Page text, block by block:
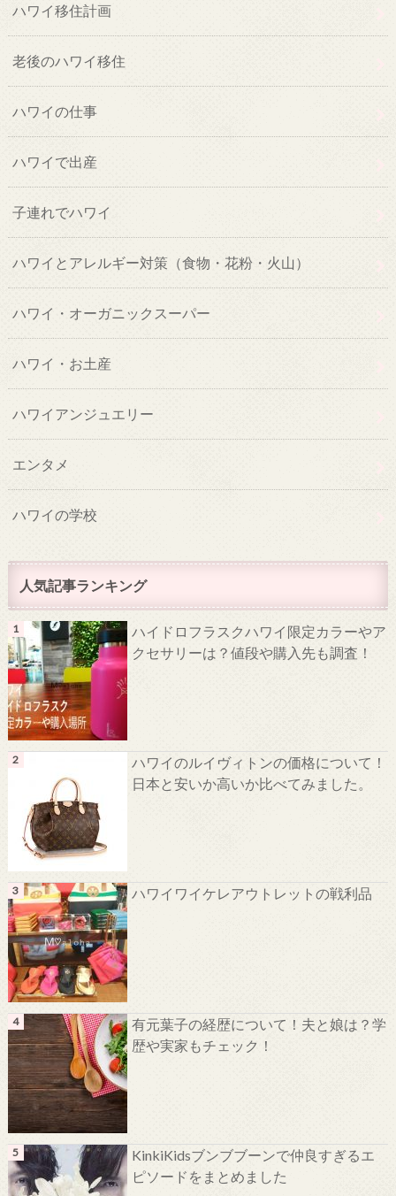
ハワイ移住計画
老後のハワイ移住
ハワイの仕事
ハワイで出産
子連れでハワイ
ハワイとアレルギー対策（食物・花粉・火山）
ハワイ・オーガニックスーパー
ハワイ・お土産
ハワイアンジュエリー
エンタメ
ハワイの学校
人気記事ランキング
ハイドロフラスクハワイ限定カラーやア
クセサリーは？値段や購入先も調査！
ハワイのルイヴィトンの価格について！
日本と安いか高いか比べてみました。
ハワイワイケレアウトレットの戦利品
有元葉子の経歴について！夫と娘は？学
歴や実家もチェック！
KinkiKidsブンブブーンで仲良すぎるエ
ピソードをまとめました